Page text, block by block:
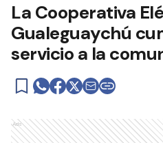
La Cooperativa
Gualeguaychú
servicio a la
Ads